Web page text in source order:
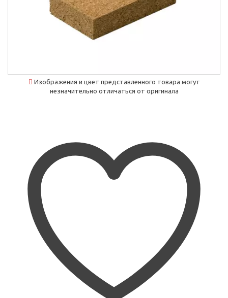
Изображения и цвет представленного товара могут
незначительно отличаться от оригинала